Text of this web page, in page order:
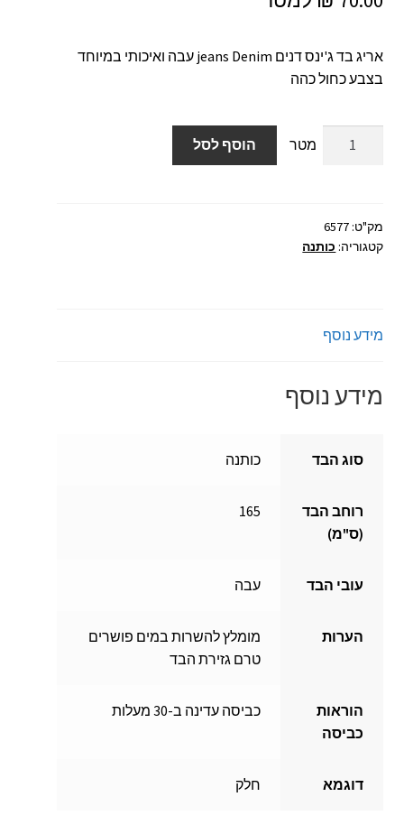
אריג בד ג'ינס דנים jeans Denim עבה ואיכותי במיוחד
בצבע כחול כהה
ג'ינס
דנים
הוסף לסל
מק"ט: 6577
קטגוריה: כותנה
מידע נוסף
מידע נוסף
סוג הבד כותנה
רוחב הבד
(ס"מ)
165
עובי הבד עבה
הערות
מומלץ להשרות במים פושרים
טרם גזירת הבד
הוראות
כביסה
כביסה עדינה ב-30 מעלות
דוגמא חלק